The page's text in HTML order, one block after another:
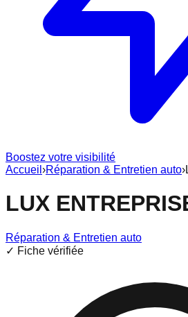
Boostez votre visibilité
Accueil ›Réparation & Entretien auto›
LUX
Réparation & Entretien auto
✓ Fiche vérifiée